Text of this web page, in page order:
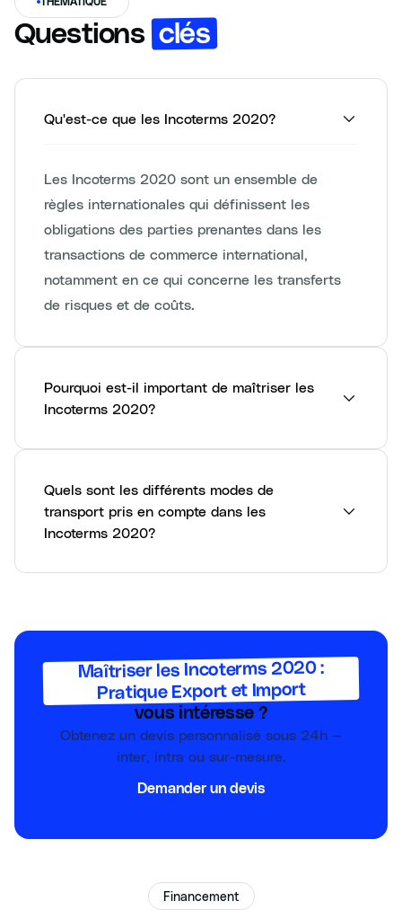
Questions clés
Qu'est-ce que les Incoterms 2020?
Les Incoterms 2020 sont un ensemble de
règles internationales qui définissent les
obligations des parties prenantes dans les
transactions de commerce international,
notamment en ce qui concerne les transferts
de risques et de coûts.
Pourquoi est-il important de maîtriser les
Incoterms 2020?
Quels sont les différents modes de
transport pris en compte dans les
Incoterms 2020?
Maîtriser les Incoterms 2020 :
Pratique Export et Import
vous intéresse ?
Obtenez un devis personnalisé sous 24h —
inter, intra ou sur-mesure.
Demander un devis
Financement